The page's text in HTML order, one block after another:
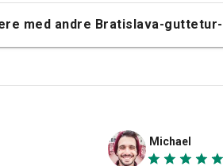
med andre Bratislava-
Michael